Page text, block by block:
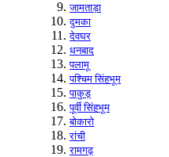
जामताड़ा
दुमका
देवघर
धनबाद
पलामू
पश्चिम सिंहभूम
पाकुड़
पूर्वी सिंहभूम
बोकारो
रांची
रामगढ़